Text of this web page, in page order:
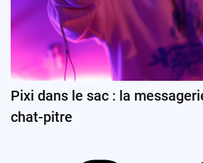
Pixi dans le sac : la
chat-pitre